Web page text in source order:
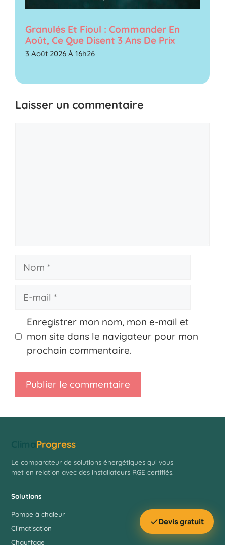
Granulés Et Fioul : Commander En
Août, Ce Que Disent 3 Ans De Prix
3 Août 2026 À 16h26
Laisser un commentaire
Nom
Enregistrer mon nom, mon e-mail et
mon site dans le navigateur pour mon
prochain commentaire.
Progress
Le comparateur de solutions énergétiques qui vous
met en relation avec des installateurs RGE certifiés.
Solutions
Pompe à chaleur
Climatisation
Chauffage
Devis gratuit